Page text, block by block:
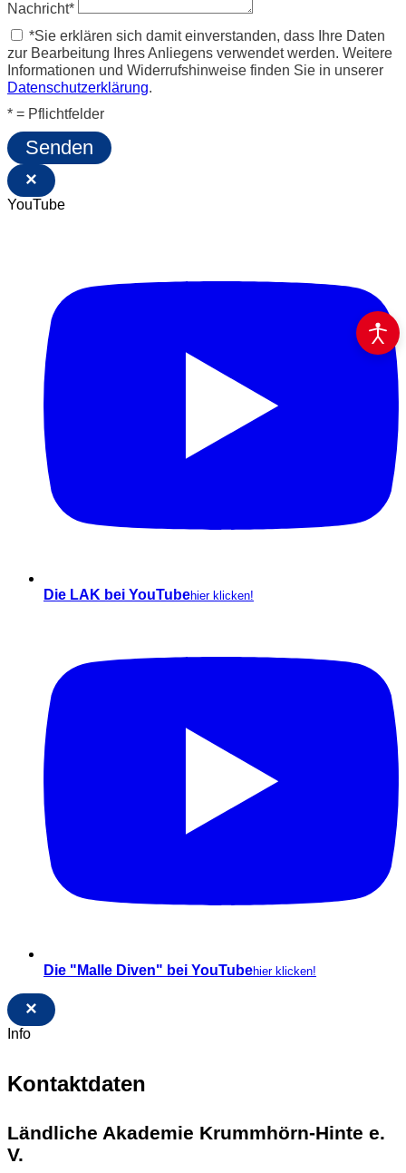
Nachricht*
*Sie erklären sich damit einverstanden, dass Ihre Daten
zur Bearbeitung Ihres Anliegens verwendet werden. Weitere
Informationen und Widerrufshinweise finden Sie in unserer
Datenschutzerklärung.
* = Pflichtfelder
Senden
×
YouTube
Die LAK bei YouTubehier klicken!
Die "Malle Diven" bei YouTubehier klicken!
×
Info
Kontaktdaten
Ländliche Akademie Krummhörn-Hinte e.
V.